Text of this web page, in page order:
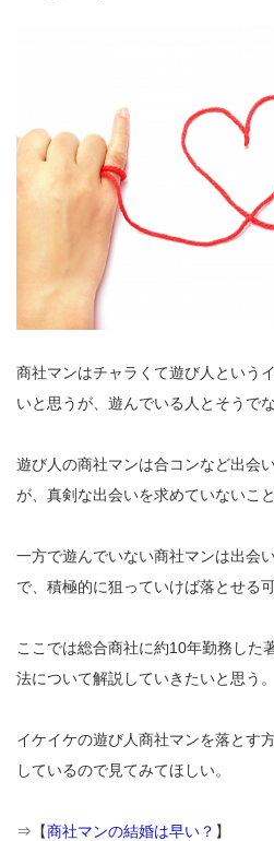
商社マンはチャラくて遊び人という
いと思うが、遊んでいる人とそうで
遊び人の商社マンは合コンなど出会
が、真剣な出会いを求めていないこ
一方で遊んでいない商社マンは出会
で、積極的に狙っていけば落とせる
ここでは総合商社に約10年勤務した
法について解説していきたいと思う。
イケイケの遊び人商社マンを落とす
しているので見てみてほしい。
⇒【商社マンの結婚は早い？ 】